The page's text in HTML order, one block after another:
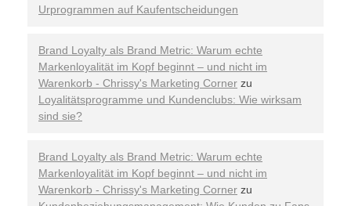
Urprogrammen auf Kaufentscheidungen
Brand Loyalty als Brand Metric: Warum echte
Markenloyalität im Kopf beginnt – und nicht im
Warenkorb - Chrissy's Marketing Corner zu
Loyalitätsprogramme und Kundenclubs: Wie wirksam
sind sie?
Brand Loyalty als Brand Metric: Warum echte
Markenloyalität im Kopf beginnt – und nicht im
Warenkorb - Chrissy's Marketing Corner zu